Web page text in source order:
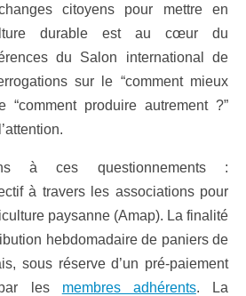
citoyens pour mettre en
durable est au cœur du
du Salon international de
sur le “comment mieux
produire autrement ?”
à ces questionnements :
à travers les associations pour
paysanne (Amap). La finalité
hebdomadaire de paniers de
sous réserve d’un pré-paiement
les membres adhérents. La